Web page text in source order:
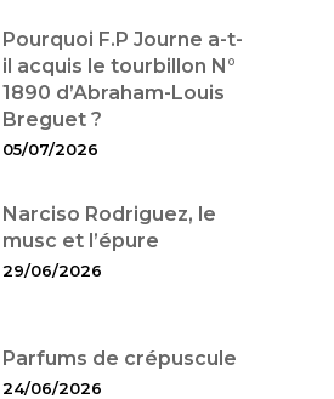
Pourquoi F.P Journe a-t-
il acquis le tourbillon N°
1890 d’Abraham-Louis
Breguet ?
05/07/2026
Narciso Rodriguez, le
musc et l’épure
29/06/2026
Parfums de crépuscule
24/06/2026